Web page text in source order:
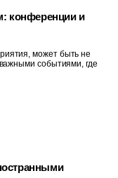
конференции и
может быть не
событиями, где